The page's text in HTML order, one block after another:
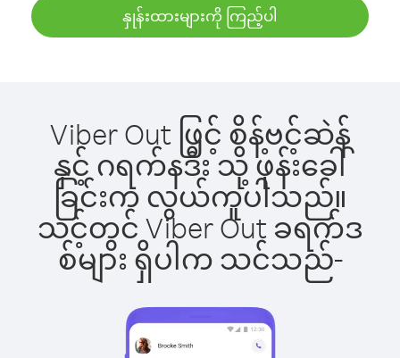
နှုန်းထားများကို ကြည့်ပါ
Viber Out ဖြင့် စိန့်ဗင့်ဆဲန်
နှင့် ဂရက်နဒီး သို့ ဖုန်းခေါ်
ခြင်းက လွယ်ကူပါသည်။
သင့်တွင် Viber Out ခရက်ဒ
စ်များ ရှိပါက သင်သည်-